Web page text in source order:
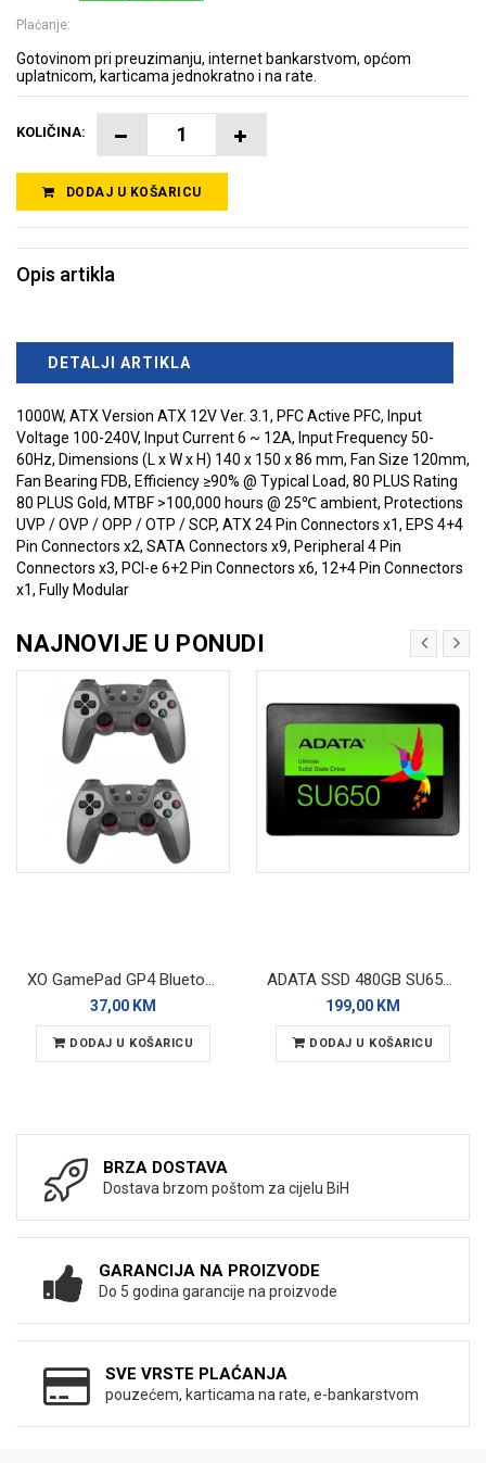
Plaćanje:
Gotovinom pri preuzimanju, internet bankarstvom, općom
uplatnicom, karticama jednokratno i na rate.
KOLIČINA:
DODAJ U KOŠARICU
Opis artikla
DETALJI ARTIKLA
1000W, ATX Version ATX 12V Ver. 3.1, PFC Active PFC, Input
Voltage 100-240V, Input Current 6 ~ 12A, Input Frequency 50-
60Hz, Dimensions (L x W x H) 140 x 150 x 86 mm, Fan Size 120mm,
Fan Bearing FDB, Efficiency ≥90% @ Typical Load, 80 PLUS Rating
80 PLUS Gold, MTBF >100,000 hours​ @ 25℃ ambient, Protections
UVP / OVP / OPP / OTP / SCP, ATX 24 Pin Connectors x1, EPS 4+4
Pin Connectors x2, SATA Connectors x9, Peripheral 4 Pin
Connectors x3, PCI-e 6+2 Pin Connectors x6, 12+4 Pin Connectors
x1, Fully Modular
NAJNOVIJE U PONUDI
XO GamePad GP4 Bluetooth/Wired Gray (2-PACK)
37,00 KM
DODAJ U KOŠARICU
ADATA SSD 480GB SU650 SATA 3D Nand
199,00 KM
DODAJ U KOŠARICU
BRZA DOSTAVA
Dostava brzom poštom za cijelu BiH
GARANCIJA NA PROIZVODE
Do 5 godina garancije na proizvode
SVE VRSTE PLAĆANJA
pouzećem, karticama na rate, e-bankarstvom